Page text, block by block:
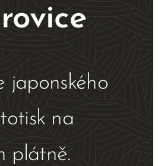
japonského
na
plátně.